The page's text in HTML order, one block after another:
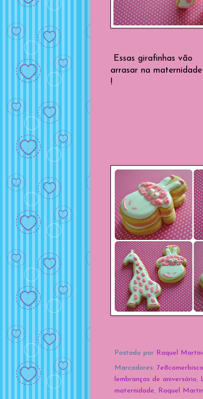
Essas girafinhas vão
arrasar na maternidade
!
Postado por Raquel
Marcadores:
lembranças de aniversário,
maternidade, Raquel